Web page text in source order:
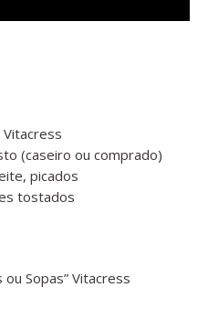
(caseiro ou comprado)
picados
tostados
Sopas” Vitacress